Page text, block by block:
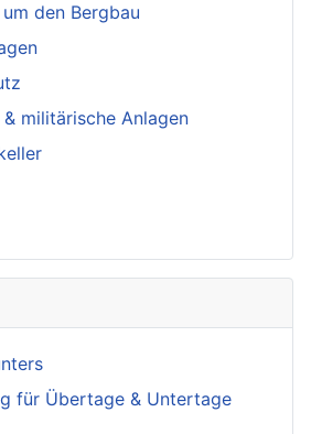
den Bergbau
militärische Anlagen
für Übertage & Untertage